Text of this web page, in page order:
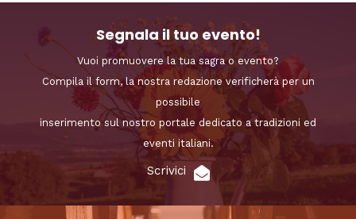
Segnala il tuo evento!
Vuoi promuovere la tua sagra o evento?
Compila il form, la nostra redazione verificherà per un
possibile
inserimento sul nostro portale dedicato a tradizioni ed
eventi italiani.
Scrivici